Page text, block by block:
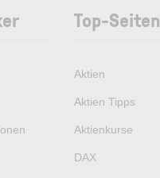
Top-Seiten
Aktien
Aktien Tipps
Aktienkurse
DAX